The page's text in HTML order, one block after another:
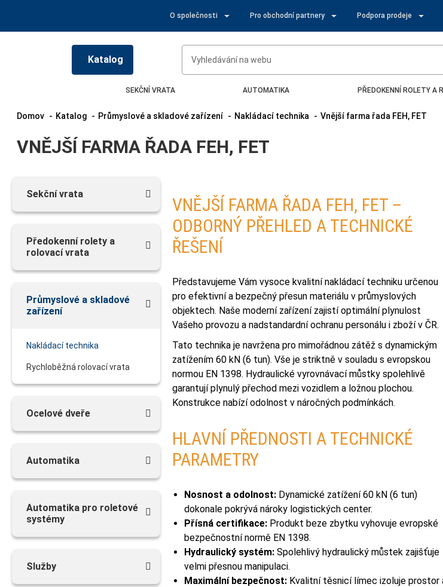
O společnosti Pro obchodní partnery Podpora prodeje
Katalog
SEKČNÍ VRATA AUTOMATIKA PŘEDOKENNÍ ROLETY A
Domov Katalog Průmyslové a skladové zařízení Nakládací technika Vnější farma řada FEH, FET
VNĚJŠÍ FARMA ŘADA FEH, FET
Sekční vrata
Předokenní rolety a
rolovací vrata
Průmyslové a skladové
zařízení
Nakládací technika
Rychloběžná rolovací vrata
Ocelové dveře
Automatika
Аutomatika pro roletové
systémy
Služby
VNĚJŠÍ FARMA ŘADA FEH, FET –
ODBORNÝ PŘEHLED A TECHNICKÉ
ŘEŠENÍ
Představujeme Vám vysoce kvalitní nakládací techniku určenou
pro efektivní a bezpečný přesun materiálu v průmyslových
objektech. Naše moderní zařízení zajistí optimální plynulost
Vašeho provozu a nadstandardní ochranu personálu i zboží v ČR.
Tato technika je navržena pro mimořádnou zátěž s dynamickým
zatížením 60 kN (6 tun). Vše je striktně v souladu s evropskou
normou EN 1398. Hydraulické vyrovnávací můstky spolehlivě
garantují plynulý přechod mezi vozidlem a ložnou plochou.
Konstrukce nabízí odolnost v náročných podmínkách.
HLAVNÍ PŘEDNOSTI A TECHNICKÉ
PARAMETRY
Nosnost a odolnost:Dynamické zatížení 60 kN (6 tun)
dokonale pokrývá nároky logistických center.
Přísná certifikace:Produkt beze zbytku vyhovuje evropské
bezpečnostní normě EN 1398.
Hydraulický systém:Spolehlivý hydraulický můstek zajišťuje
velmi přesnou manipulaci.
Maximální bezpečnost:Kvalitní těsnicí límec izoluje prostor